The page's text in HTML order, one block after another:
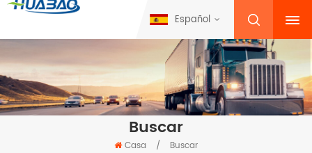
Español
Buscar
Casa / Buscar